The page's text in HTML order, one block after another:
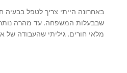
באחרונה הייתי צריך לטפל בבעיה
שבבעלות המשפחה. עד מהרה
מלאי חורים. גיליתי שהעבודה של